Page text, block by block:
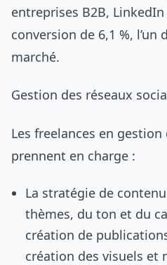
entreprises B2B,
conversion de 6,1 %, l’un
marché.
Gestion des réseaux
Les freelances en
prennent en charge :
La stratégie de
thèmes, du ton et du
création de
création des visuels et